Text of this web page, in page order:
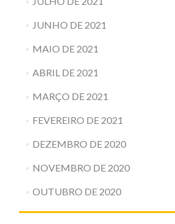
JUNHO DE 2021
MAIO DE 2021
ABRIL DE 2021
MARÇO DE 2021
FEVEREIRO DE 2021
DEZEMBRO DE 2020
NOVEMBRO DE 2020
OUTUBRO DE 2020